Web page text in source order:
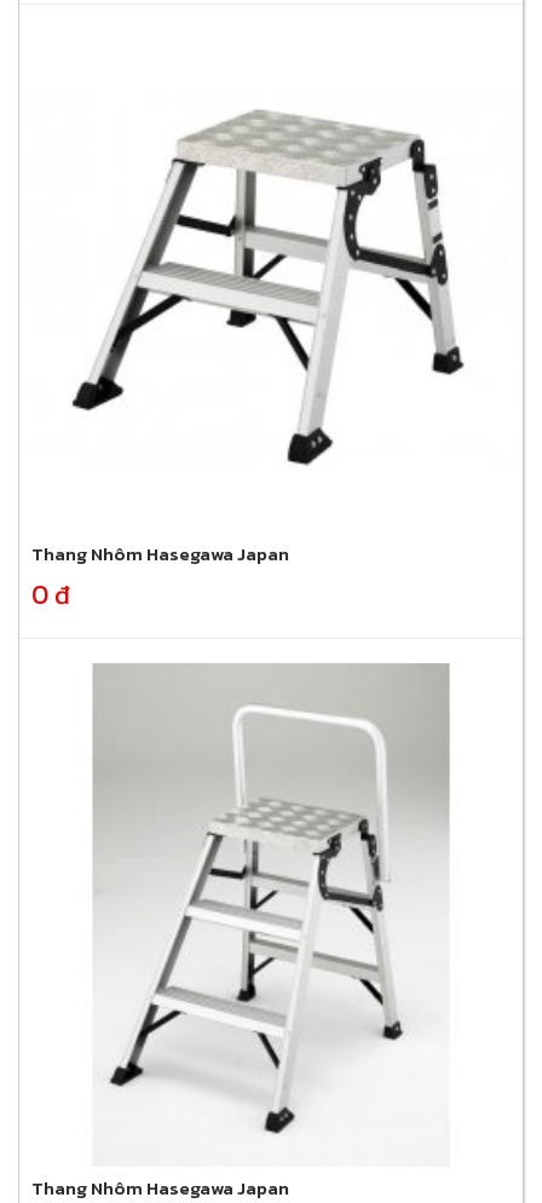
Thang Nhôm Hasegawa Japan
0 đ
Thang Nhôm Hasegawa Japan